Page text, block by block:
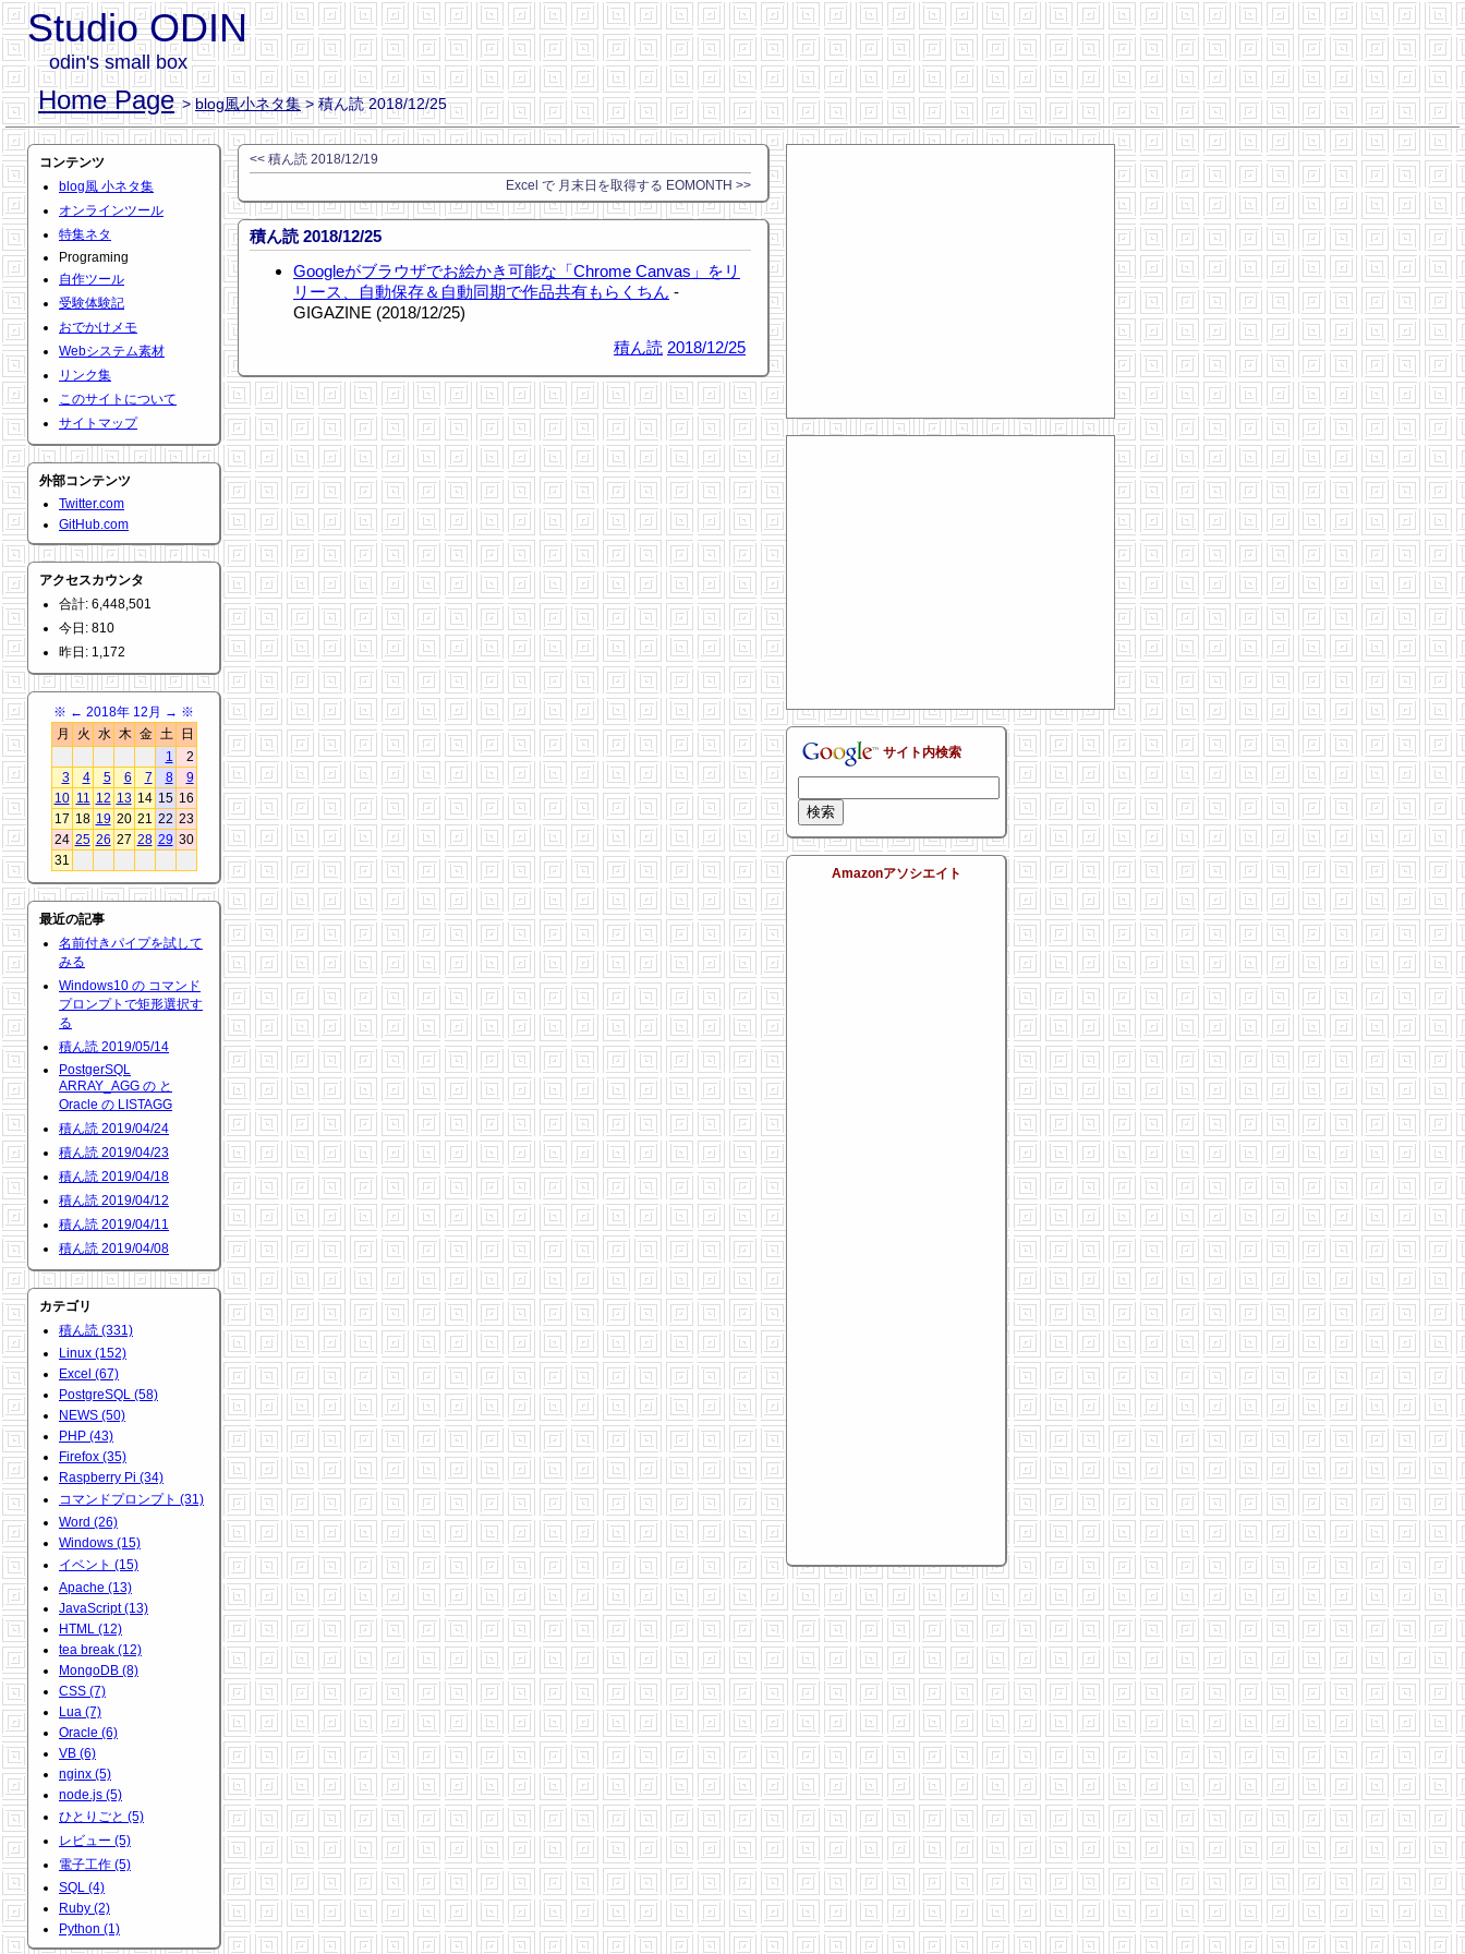
Studio ODIN
odin's small box
Home Page >blog風小ネタ集> 積ん読 2018/12/25
コンテンツ
blog風 小ネタ集
オンラインツール
特集ネタ
Programing
自作ツール
受験体験記
おでかけメモ
Webシステム素材
リンク集
このサイトについて
サイトマップ
外部コンテンツ
Twitter.com
GitHub.com
アクセスカウンタ
合計: 6,448,501
今日: 810
昨日: 1,172
※ ← 2018年 12月 → ※
月
火 水 木 金 土
日
1
2
3
4 5 6 7 8
9
10 11 12 13 14 15 16
17 18 19 20 21 22 23
24 25 26 27 28 29 30
31
最近の記事
名前付きパイプを試して
みる
Windows10 の コマンド
プロンプトで矩形選択す
る
積ん読 2019/05/14
PostgerSQL
ARRAY_AGG の と
Oracle の LISTAGG
積ん読 2019/04/24
積ん読 2019/04/23
積ん読 2019/04/18
積ん読 2019/04/12
積ん読 2019/04/11
積ん読 2019/04/08
カテゴリ
積ん読 (331)
Linux (152)
Excel (67)
PostgreSQL (58)
NEWS (50)
PHP (43)
Firefox (35)
Raspberry Pi (34)
コマンドプロンプト (31)
Word (26)
Windows (15)
イベント (15)
Apache (13)
JavaScript (13)
HTML (12)
tea break (12)
MongoDB (8)
CSS (7)
Lua (7)
Oracle (6)
VB (6)
nginx (5)
node.js (5)
ひとりごと (5)
レビュー (5)
電子工作 (5)
SQL (4)
Ruby (2)
Python (1)
<< 積ん読 2018/12/19
Excel で 月末日を取得する EOMONTH >>
積ん読 2018/12/25
Googleがブラウザでお絵かき可能な「Chrome Canvas」をリ
リース、自動保存＆自動同期で作品共有もらくちん -
GIGAZINE (2018/12/25)
積ん読 2018/12/25
サイト内検索
Amazonアソシエイト